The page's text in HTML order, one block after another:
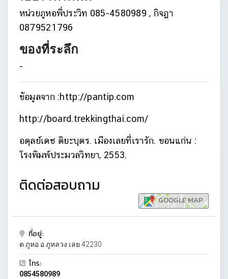
ติดต่อสอบถาม
GOOGLE MAP
ที่อยู่:
ต.ภูหอ อ.ภูหลวง เลย 42230
โทร:
0854580989
หน่วยภูหอพี่ประวิท 085-4580989 , กิจฏา
0879521796
ของที่ระลึก
-
ข้อมูลจาก :http://pantip.com
http://board.trekkingthai.com/
อดุลย์เดช ติยะบุตร. เมืองเลยที่เรารัก. ขอนแก่น :
โรงพิมพ์ประมวลวิทยา, 2553.